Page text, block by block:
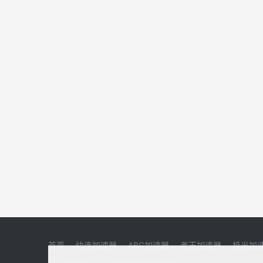
首页 快连加速器 ABC加速器 老王加速器 极光加